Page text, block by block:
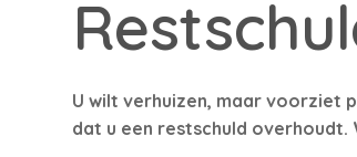
U wilt verhuizen, maar voorziet
dat u een restschuld overhoudt.